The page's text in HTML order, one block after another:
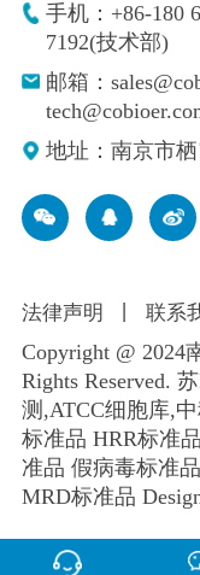
手机：+86-180
7192(技术部)
邮箱：
地址：南京市
法律声明 联系
Copyright @
Rights Reserved.
测,ATCC细胞库,
标准品 HRR标准
准品 假病毒标准
MRD标准品